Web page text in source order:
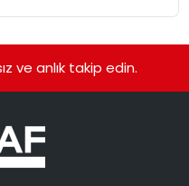
ve anlık takip edin.